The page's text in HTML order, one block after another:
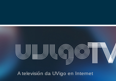
A televisión da UVigo en Internet